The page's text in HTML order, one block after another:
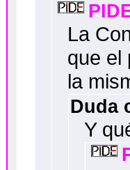
La
que el
la
Duda
Y